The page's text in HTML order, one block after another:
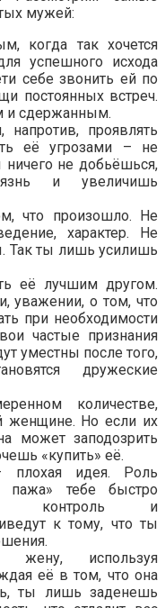
мужей:
когда так хочется
успешного исхода
себе звонить ей по
постоянных встреч.
и сдержанным.
проявлять
её угрозами – не
не добьёшься,
и увеличишь
что произошло. Не
характер. Не
Так ты лишь усилишь
её лучшим другом.
уважении, о том, что
при необходимости
частые признания
уместны после того,
дружеские
количестве,
женщине. Но если их
может заподозрить
«купить» её.
плохая идея. Роль
пажа» тебе быстро
контроль и
к тому, что ты
жену, используя
её в том, что она
ты лишь заденешь